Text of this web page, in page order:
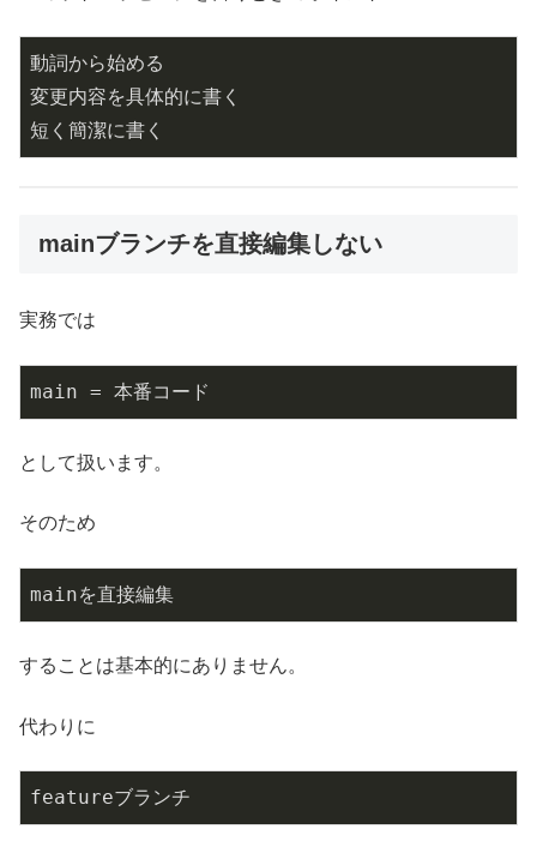
動詞から始める
変更内容を具体的に書く
短く簡潔に書く
mainブランチを直接編集しない
実務では
main = 本番コード
として扱います。
そのため
mainを直接編集
することは基本的にありません。
代わりに
featureブランチ